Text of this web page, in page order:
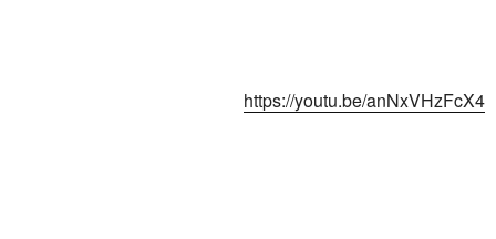
https://youtu.be/anNxVHzFcX4